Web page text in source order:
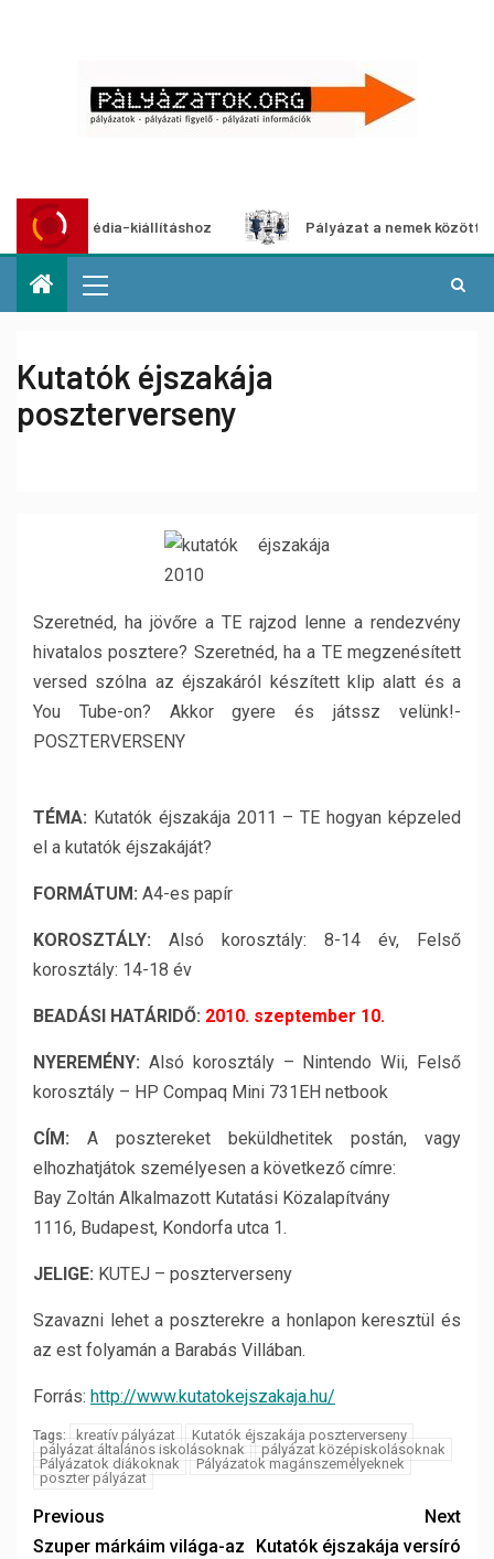
kiállításhoz Pályázat a nemek közötti
Kutatók éjszakája
poszterverseny
Szeretnéd, ha jövőre a TE rajzod lenne a rendezvény
hivatalos posztere? Szeretnéd, ha a TE megzenésített
versed szólna az éjszakáról készített klip alatt és a
You Tube-on? Akkor gyere és játssz velünk!-
POSZTERVERSENY
TÉMA: Kutatók éjszakája 2011 – TE hogyan képzeled
el a kutatók éjszakáját?
FORMÁTUM: A4-es papír
KOROSZTÁLY: Alsó korosztály: 8-14 év, Felső
korosztály: 14-18 év
BEADÁSI HATÁRIDŐ: 2010. szeptember 10.
NYEREMÉNY: Alsó korosztály – Nintendo Wii, Felső
korosztály – HP Compaq Mini 731EH netbook
CÍM: A posztereket beküldhetitek postán, vagy
elhozhatjátok személyesen a következő címre:
Bay Zoltán Alkalmazott Kutatási Közalapítvány
1116, Budapest, Kondorfa utca 1.
JELIGE: KUTEJ – poszterverseny
Szavazni lehet a poszterekre a honlapon keresztül és
az est folyamán a Barabás Villában.
Forrás: http://www.kutatokejszakaja.hu/
Tags: kreatív pályázat
Kutatók éjszakája poszterverseny
pályázat általános iskolásoknak
pályázat középiskolásoknak
Pályázatok diákoknak
Pályázatok magánszemélyeknek
poszter pályázat
Previous
Szuper márkáim világa-az
Next
Kutatók éjszakája versíró